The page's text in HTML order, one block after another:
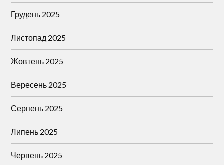
Грудень 2025
Листопад 2025
Жовтень 2025
Вересень 2025
Серпень 2025
Липень 2025
Червень 2025